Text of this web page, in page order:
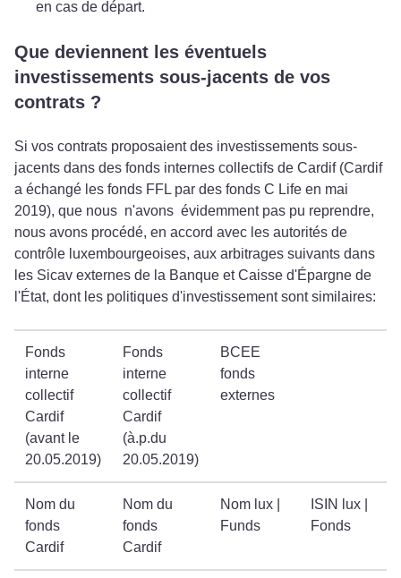
en cas de départ.
Que deviennent les éventuels
investissements sous-jacents de vos
contrats ?
Si vos contrats proposaient des investissements sous-
jacents dans des fonds internes collectifs de Cardif (Cardif
a échangé les fonds FFL par des fonds C Life en mai
2019), que nous n'avons évidemment pas pu reprendre,
nous avons procédé, en accord avec les autorités de
contrôle luxembourgeoises, aux arbitrages suivants dans
les Sicav externes de la Banque et Caisse d'Épargne de
l'État, dont les politiques d'investissement sont similaires:
Fonds
interne
collectif
Cardif
(avant le
20.05.2019)
Fonds
interne
collectif
Cardif
(à.p.du
20.05.2019)
BCEE
fonds
externes
Nom du
fonds
Cardif
Nom du
fonds
Cardif
Nom lux |
Funds
ISIN lux |
Fonds